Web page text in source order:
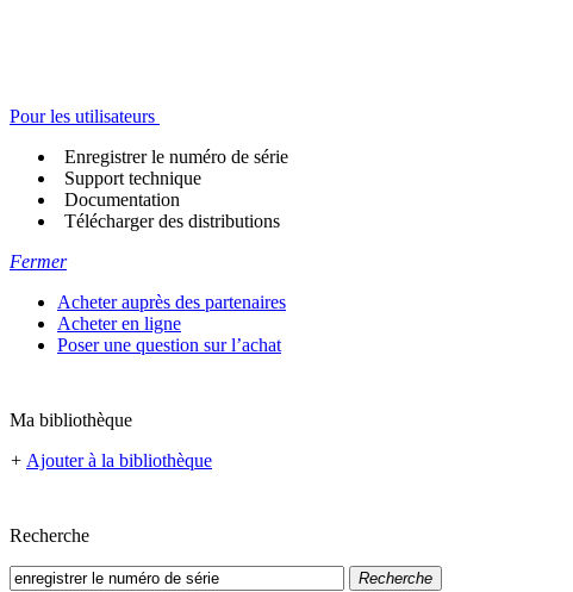
Pour les utilisateurs
Enregistrer le numéro de série
Support technique
Documentation
Télécharger des distributions
Fermer
Acheter auprès des partenaires
Acheter en ligne
Poser une question sur l’achat
Ma bibliothèque
+ Ajouter à la bibliothèque
Recherche
Recherche